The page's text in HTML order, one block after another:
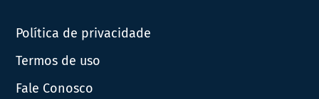
Política de privacidade
Termos de uso
Fale Conosco